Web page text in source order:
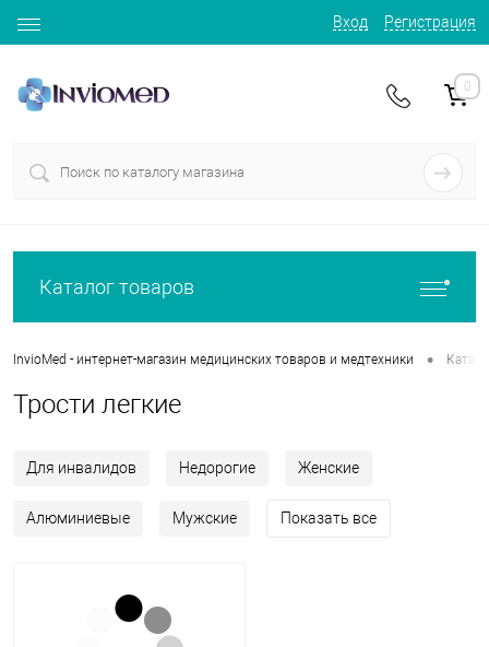
Вход Регистрация
0
Каталог товаров
InvioMed - интернет-магазин медицинских товаров и медтехники •
Трости легкие
Для инвалидов Недорогие Женские
Алюминиевые Мужские Показать все